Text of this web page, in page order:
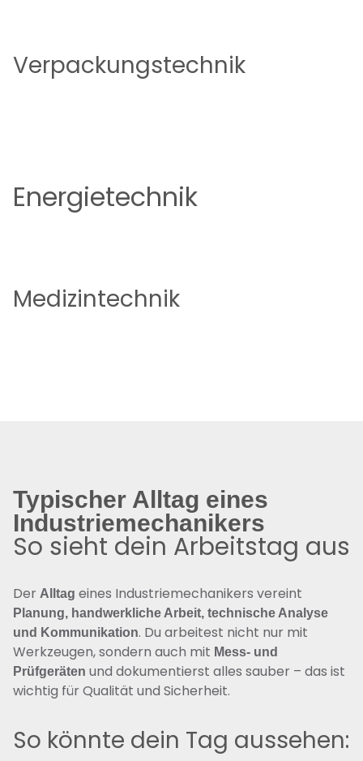
Verpackungstechnik
Energietechnik
Medizintechnik
Typischer Alltag eines
Industriemechanikers
So sieht dein Arbeitstag aus
Der Alltag eines Industriemechanikers vereint
Planung, handwerkliche Arbeit, technische Analyse
und Kommunikation. Du arbeitest nicht nur mit
Werkzeugen, sondern auch mit Mess- und
Prüfgeräten und dokumentierst alles sauber – das ist
wichtig für Qualität und Sicherheit.
So könnte dein Tag aussehen: